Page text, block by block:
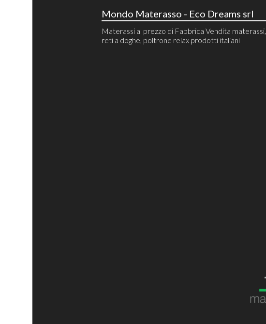
Mondo Materasso - Eco Dreams srl
Materassi al prezzo di Fabbrica Vendita materassi,
reti a doghe, poltrone relax prodotti italiani